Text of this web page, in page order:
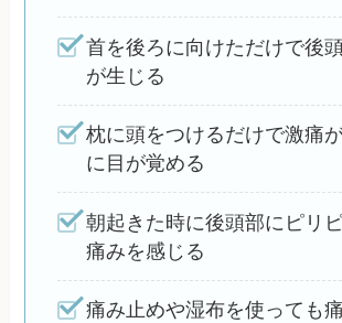
首を後ろに向けただけで後
が生じる
枕に頭をつけるだけで激痛
に目が覚める
朝起きた時に後頭部にピリ
痛みを感じる
痛み止めや湿布を使っても